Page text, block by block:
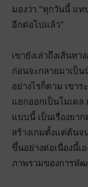
มองว่า “ทุกวันนี้ แ
อีกต่อไปแล้ว”
เขายังเล่าถึงเส้นท
ก่อนจะกลายมาเป็
อย่างไรก็ตาม เขา
แยกออกเป็นโมเด
แบบนี้ เป็นเรื่องยา
สร้างเกมตั้งแต่ต้นจ
ขึ้นอย่างต่อเนื่องนี้
ภาพรวมของการพัฒ